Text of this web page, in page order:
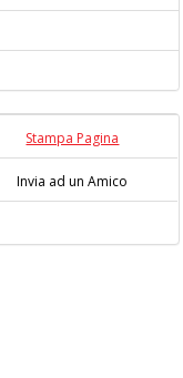
Stampa Pagina
Invia ad un Amico